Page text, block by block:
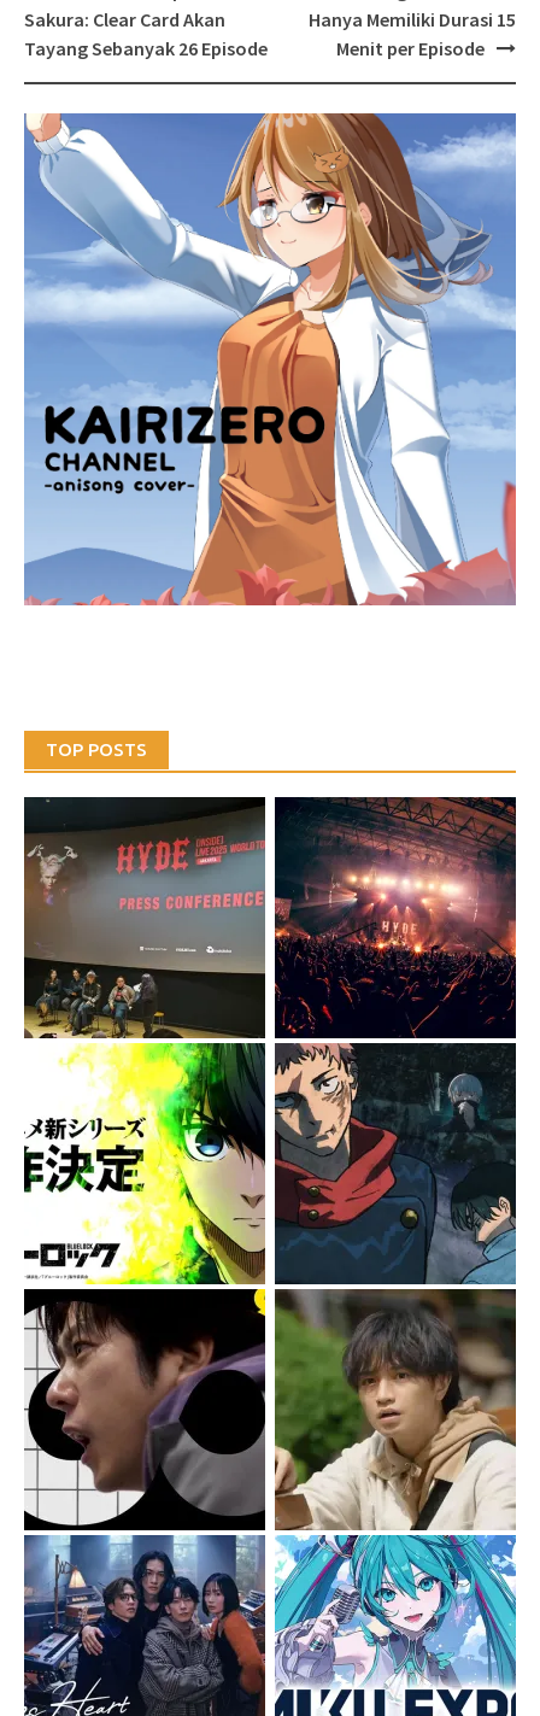
navigation
Sakura: Clear Card Akan
Tayang Sebanyak 26 Episode
Hanya Memiliki Durasi 15
Menit per Episode
TOP POSTS